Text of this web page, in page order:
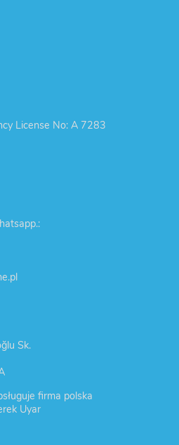
License No: A 7283
Sk.
firma polska
Uyar